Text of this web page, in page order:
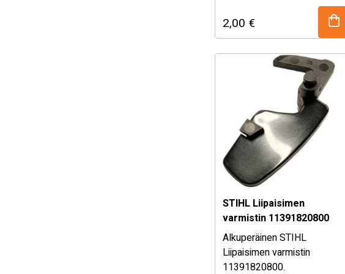
Mikäli olet epävarma
osan sopivuudesta, kysy
myymälästämme!
2,00 €
STIHL Liipaisimen
varmistin 11391820800
Alkuperäinen STIHL
Liipaisimen varmistin
11391820800.